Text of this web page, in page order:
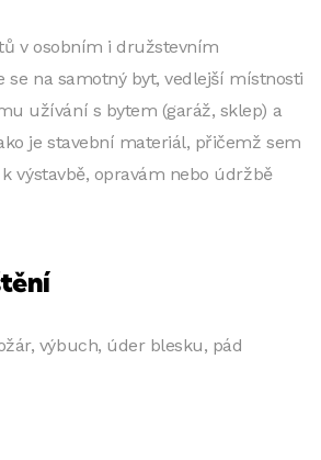
v osobním i družstevním
se na samotný byt, vedlejší místnosti
užívání s bytem (garáž, sklep) a
je stavební materiál, přičemž sem
výstavbě, opravám nebo údržbě
výbuch, úder blesku, pád